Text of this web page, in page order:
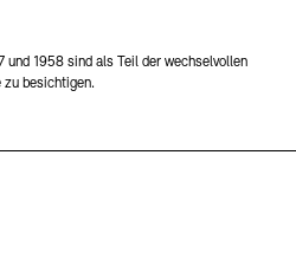
und 1958 sind als Teil der wechselvollen
zu besichtigen.